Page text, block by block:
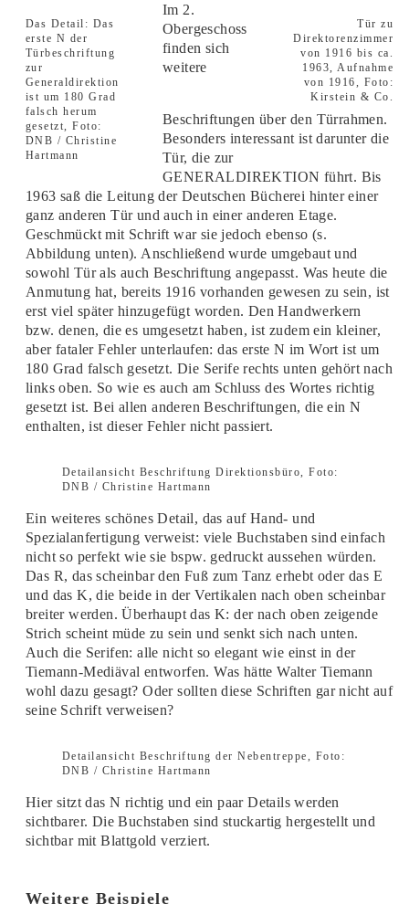
Das Detail: Das
erste N der
Türbeschriftung
zur
Generaldirektion
ist um 180 Grad
falsch herum
gesetzt, Foto:
DNB / Christine
Hartmann
Tür zu
Direktorenzimmer
von 1916 bis ca.
1963, Aufnahme
von 1916, Foto:
Kirstein & Co.
Im 2.
Obergeschoss
finden sich
weitere
Beschriftungen über den Türrahmen.
Besonders interessant ist darunter die
Tür, die zur
GENERALDIREKTION führt. Bis
1963 saß die Leitung der Deutschen Bücherei hinter einer
ganz anderen Tür und auch in einer anderen Etage.
Geschmückt mit Schrift war sie jedoch ebenso (s.
Abbildung unten). Anschließend wurde umgebaut und
sowohl Tür als auch Beschriftung angepasst. Was heute die
Anmutung hat, bereits 1916 vorhanden gewesen zu sein, ist
erst viel später hinzugefügt worden. Den Handwerkern
bzw. denen, die es umgesetzt haben, ist zudem ein kleiner,
aber fataler Fehler unterlaufen: das erste N im Wort ist um
180 Grad falsch gesetzt. Die Serife rechts unten gehört nach
links oben. So wie es auch am Schluss des Wortes richtig
gesetzt ist. Bei allen anderen Beschriftungen, die ein N
enthalten, ist dieser Fehler nicht passiert.
Detailansicht Beschriftung Direktionsbüro, Foto:
DNB / Christine Hartmann
Ein weiteres schönes Detail, das auf Hand- und
Spezialanfertigung verweist: viele Buchstaben sind einfach
nicht so perfekt wie sie bspw. gedruckt aussehen würden.
Das R, das scheinbar den Fuß zum Tanz erhebt oder das E
und das K, die beide in der Vertikalen nach oben scheinbar
breiter werden. Überhaupt das K: der nach oben zeigende
Strich scheint müde zu sein und senkt sich nach unten.
Auch die Serifen: alle nicht so elegant wie einst in der
Tiemann-Mediäval entworfen. Was hätte Walter Tiemann
wohl dazu gesagt? Oder sollten diese Schriften gar nicht auf
seine Schrift verweisen?
Detailansicht Beschriftung der Nebentreppe, Foto:
DNB / Christine Hartmann
Hier sitzt das N richtig und ein paar Details werden
sichtbarer. Die Buchstaben sind stuckartig hergestellt und
sichtbar mit Blattgold verziert.
Weitere Beispiele